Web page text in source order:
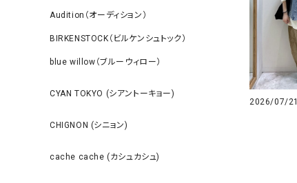
Audition（オーディション）
BIRKENSTOCK（ビルケンシュトック）
blue willow（ブルーウィロー）
CYAN TOKYO (シアントーキョー)
CHIGNON (シニョン)
cache cache (カシュカシュ)
2026/07/21